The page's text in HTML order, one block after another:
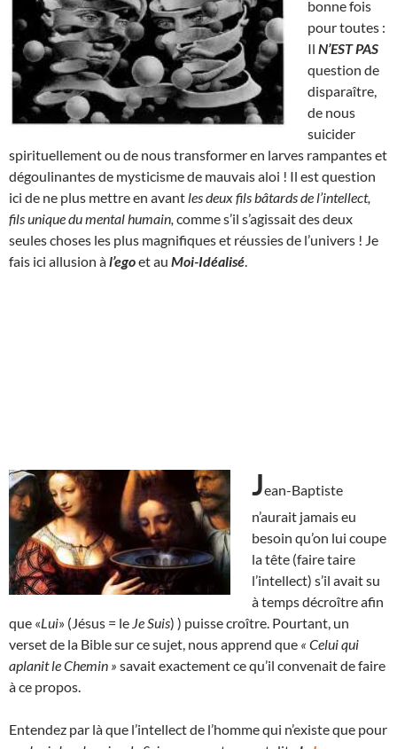
bonne fois
pour toutes :
Il N’EST PAS
question de
disparaître,
de nous
suicider
spirituellement ou de nous transformer en larves rampantes et
dégoulinantes de mysticisme de mauvais aloi ! Il est question
ici de ne plus mettre en avant les deux fils bâtards de l’intellect,
fils unique du mental humain, comme s’il s’agissait des deux
seules choses les plus magnifiques et réussies de l’univers ! Je
fais ici allusion àl’egoet au Moi-Idéalisé
Jean-Baptiste
n’aurait jamais eu
besoin qu’on lui coupe
la tête (faire taire
l’intellect) s’il avait su
à temps décroître afin
que «Lui» (Jésus = le Je Suis) ) puisse croître. Pourtant, un
verset de la Bible sur ce sujet, nous apprend que « Celui qui
aplanit le Chemin » savait exactement ce qu’il convenait de faire
à ce propos.
Entendez par là que l’intellect de l’homme qui n’existe que pour